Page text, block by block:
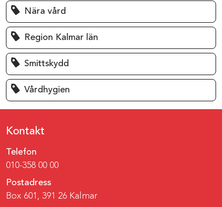
Nära vård
Region Kalmar län
Smittskydd
Vårdhygien
Kontakt
Telefon
010-358 00 00
Postadress
Box 601, 391 26 Kalmar